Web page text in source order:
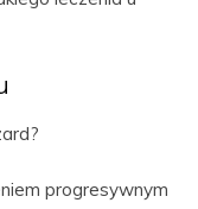
progresywnym